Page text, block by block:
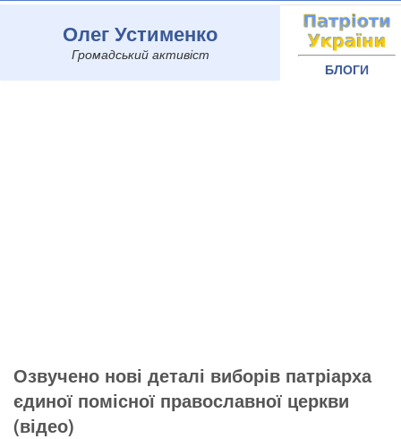
Олег Устименко
Громадський активіст
БЛОГИ
Озвучено нові деталі виборів патріарха
єдиної помісної православної церкви
(відео)